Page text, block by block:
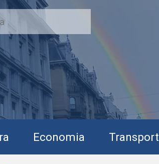
Economia Transport